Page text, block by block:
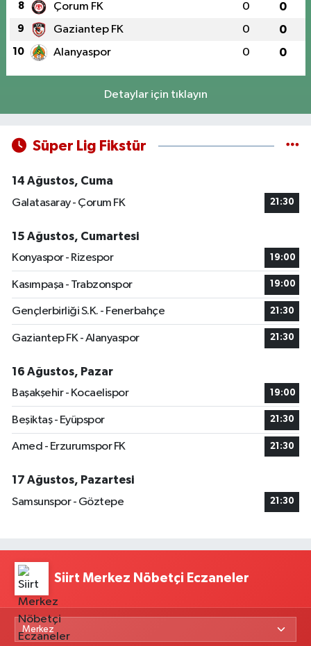
8 Çorum FK 0 0
9 Gaziantep FK 0 0
10 Alanyaspor 0 0
Detaylar için tıklayın
Süper Lig Fikstür
14 Ağustos, Cuma
Galatasaray - Çorum FK
21:30
15 Ağustos, Cumartesi
Konyaspor - Rizespor
19:00
Kasımpaşa - Trabzonspor 19:00
Gençlerbirliği S.K. - Fenerbahçe 21:30
Gaziantep FK - Alanyaspor 21:30
16 Ağustos, Pazar
Başakşehir - Kocaelispor
19:00
Beşiktaş - Eyüpspor 21:30
Amed - Erzurumspor FK 21:30
17 Ağustos, Pazartesi
Samsunspor - Göztepe
21:30
Siirt Merkez Nöbetçi Eczaneler